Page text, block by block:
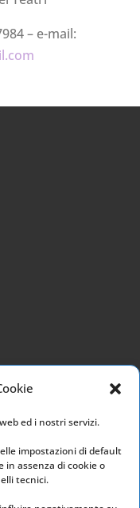
ed i nostri servizi.
impostazioni di default
assenza di cookie o
tecnici.
– e-mail: